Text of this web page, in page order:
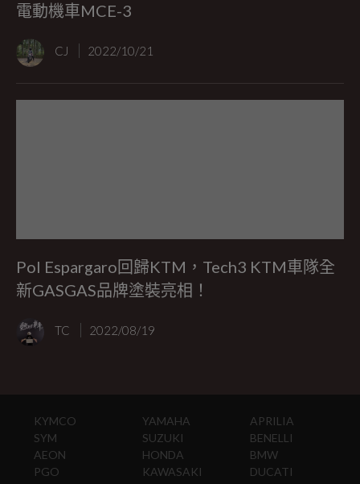
電動機車MCE-3
CJ 2022/10/21
Pol Espargaro回歸KTM，Tech3 KTM車隊全
新GASGAS品牌塗裝亮相！
TC 2022/08/19
KYMCO
SYM
AEON
PGO
YAMAHA
SUZUKI
HONDA
KAWASAKI
APRILIA
BENELLI
BMW
DUCATI